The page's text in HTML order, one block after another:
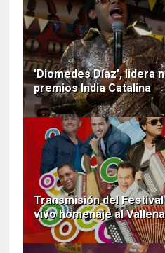
'Diomedes Díaz', lidera
premios India Catalina
Transmisión del
vivo homenaje al